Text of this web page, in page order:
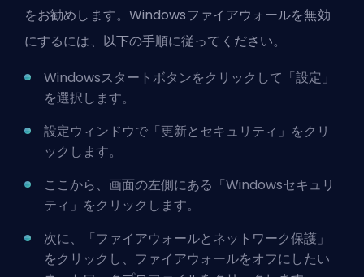
をお勧めします。Windowsファイアウォールを無効
にするには、以下の手順に従ってください。
Windowsスタートボタンをクリックして「設定」
を選択します。
設定ウィンドウで「更新とセキュリティ」をクリ
ックします。
ここから、画面の左側にある「Windowsセキュリ
ティ」をクリックします。
次に、「ファイアウォールとネットワーク保護」
をクリックし、ファイアウォールをオフにしたい